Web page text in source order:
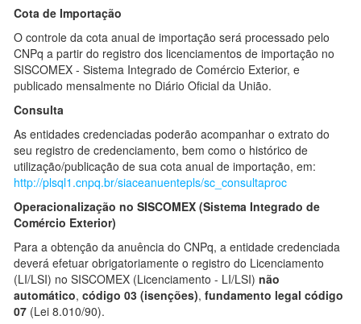
Cota de Importação
O controle da cota anual de importação será processado pelo
CNPq a partir do registro dos licenciamentos de importação no
SISCOMEX - Sistema Integrado de Comércio Exterior, e
publicado mensalmente no Diário Oficial da União.
Consulta
As entidades credenciadas poderão acompanhar o extrato do
seu registro de credenciamento, bem como o histórico de
utilização/publicação de sua cota anual de importação, em:
http://plsql1.cnpq.br/siaceanuentepls/sc_consultaproc
Operacionalização no SISCOMEX (Sistema Integrado de
Comércio Exterior)
Para a obtenção da anuência do CNPq, a entidade credenciada
deverá efetuar obrigatoriamente o registro do Licenciamento
(LI/LSI) no SISCOMEX (Licenciamento - LI/LSI) não
automático, código 03 (isenções), fundamento legal código
07 (Lei 8.010/90).